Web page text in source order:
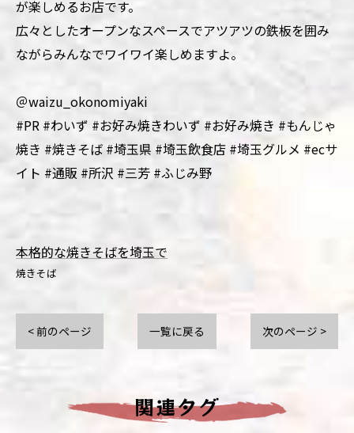
が楽しめるお店です。
広々としたオープンなスペースでアツアツの鉄板を囲み
ながらみんなでワイワイ楽しめますよ。
＠waizu_okonomiyaki
#PR #わいず #お好み焼きわいず #お好み焼き #もんじゃ
焼き #焼きそば #埼玉県 #埼玉飲食店 #埼玉グルメ #ecサ
イト #通販 #所沢 #三芳 #ふじみ野
本格的な焼きそばを埼玉で
焼きそば
< 前のページ 一覧に戻る 次のページ >
関連タグ